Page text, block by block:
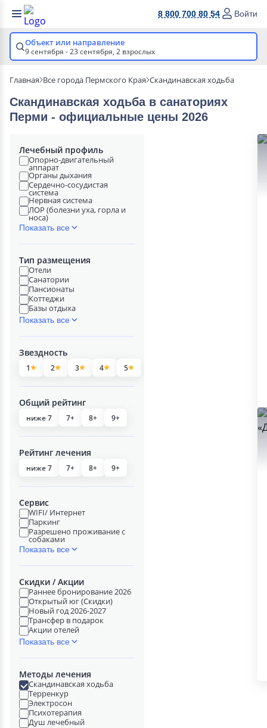
8 800 700 80 54 Войти
Объект или направление
9 сентября - 23 сентября, 2 взрослых
Главная Все города Пермского Края Скандинавская ходьба
Скандинавская ходьба в cанаториях
Перми - официальные цены 2026
Лечебный профиль
Опорно-двигательный
аппарат
Органы дыхания
Сердечно-сосудистая
система
Нервная система
ЛОР (болезни уха, горла и
носа)
Показать все
Тип размещения
Отели
Санатории
Пансионаты
Коттеджи
Базы отдыха
Показать все
Звездность
1 2 3 4 5
Общий рейтинг
ниже 7 7+ 8+ 9+
Рейтинг лечения
ниже 7 7+ 8+ 9+
Сервис
WIFI/ Интернет
Паркинг
Разрешено проживание с
собаками
Показать все
Скидки / Акции
Раннее бронирование 2026
Открытый юг (Скидки)
Новый год 2026-2027
Трансфер в подарок
Акции отелей
Показать все
Методы лечения
Скандинавская ходьба
Терренкур
Электросон
Психотерапия
Душ лечебный